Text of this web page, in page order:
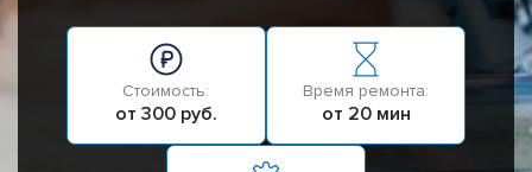
Стоимость:
от 300 руб.
Время ремонта:
от 20 мин